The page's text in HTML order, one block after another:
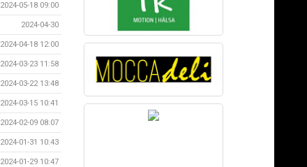
2024-05-18 09:00
2024-04-30
2024-04-18 12:00
2024-03-23 11:58
2024-03-22 13:48
2024-03-15 10:41
2024-02-09 08:07
2024-01-31 10:43
2024-01-29 10:47